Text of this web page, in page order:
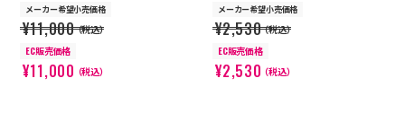
メーカー希望小売価格
¥11,000（税込）
EC販売価格
¥11,000（税込）
メーカー希望小売価格
¥2,530（税込）
EC販売価格
¥2,530（税込）